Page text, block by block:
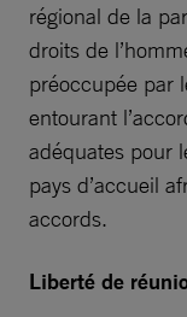
régional de la
droits de
préoccupée par
entourant
adéquates pour
pays d’accueil
accords.
Liberté de